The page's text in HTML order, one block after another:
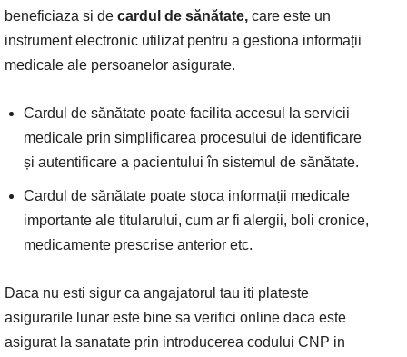
beneficiaza si de cardul de sănătate, care este un
instrument electronic utilizat pentru a gestiona informații
medicale ale persoanelor asigurate.
Cardul de sănătate poate facilita accesul la servicii
medicale prin simplificarea procesului de identificare
și autentificare a pacientului în sistemul de sănătate.
Cardul de sănătate poate stoca informații medicale
importante ale titularului, cum ar fi alergii, boli cronice,
medicamente prescrise anterior etc.
Daca nu esti sigur ca angajatorul tau iti plateste
asigurarile lunar este bine sa verifici online daca este
asigurat la sanatate prin introducerea codului CNP in